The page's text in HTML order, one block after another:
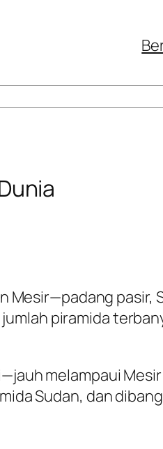
Mesir—padang pasir,
piramida
melampaui
Sudan, dan